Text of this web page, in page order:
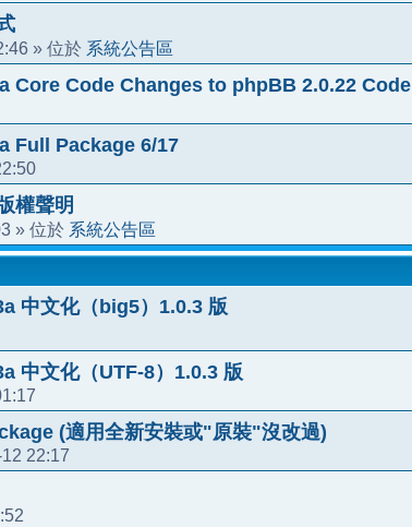
» 位於 系統公告區
Core Code Changes to phpBB 2.0.22 Code
Full Package 6/17
權聲明
» 位於 系統公告區
中文化（big5）1.0.3 版
中文化（UTF-8）1.0.3 版
(適用全新安裝或"原裝"沒改過)
22:17